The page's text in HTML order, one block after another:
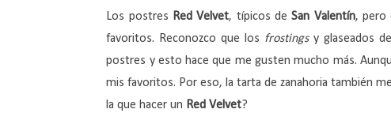
Los postres Red Velvet, típicos deSan Valentín, pero
favoritos. Reconozco que los frostingsy glaseados
postres y esto hace que me gusten mucho más.
mis favoritos. Por eso, la tarta de zanahoria también
la que hacer un Red Velvet?